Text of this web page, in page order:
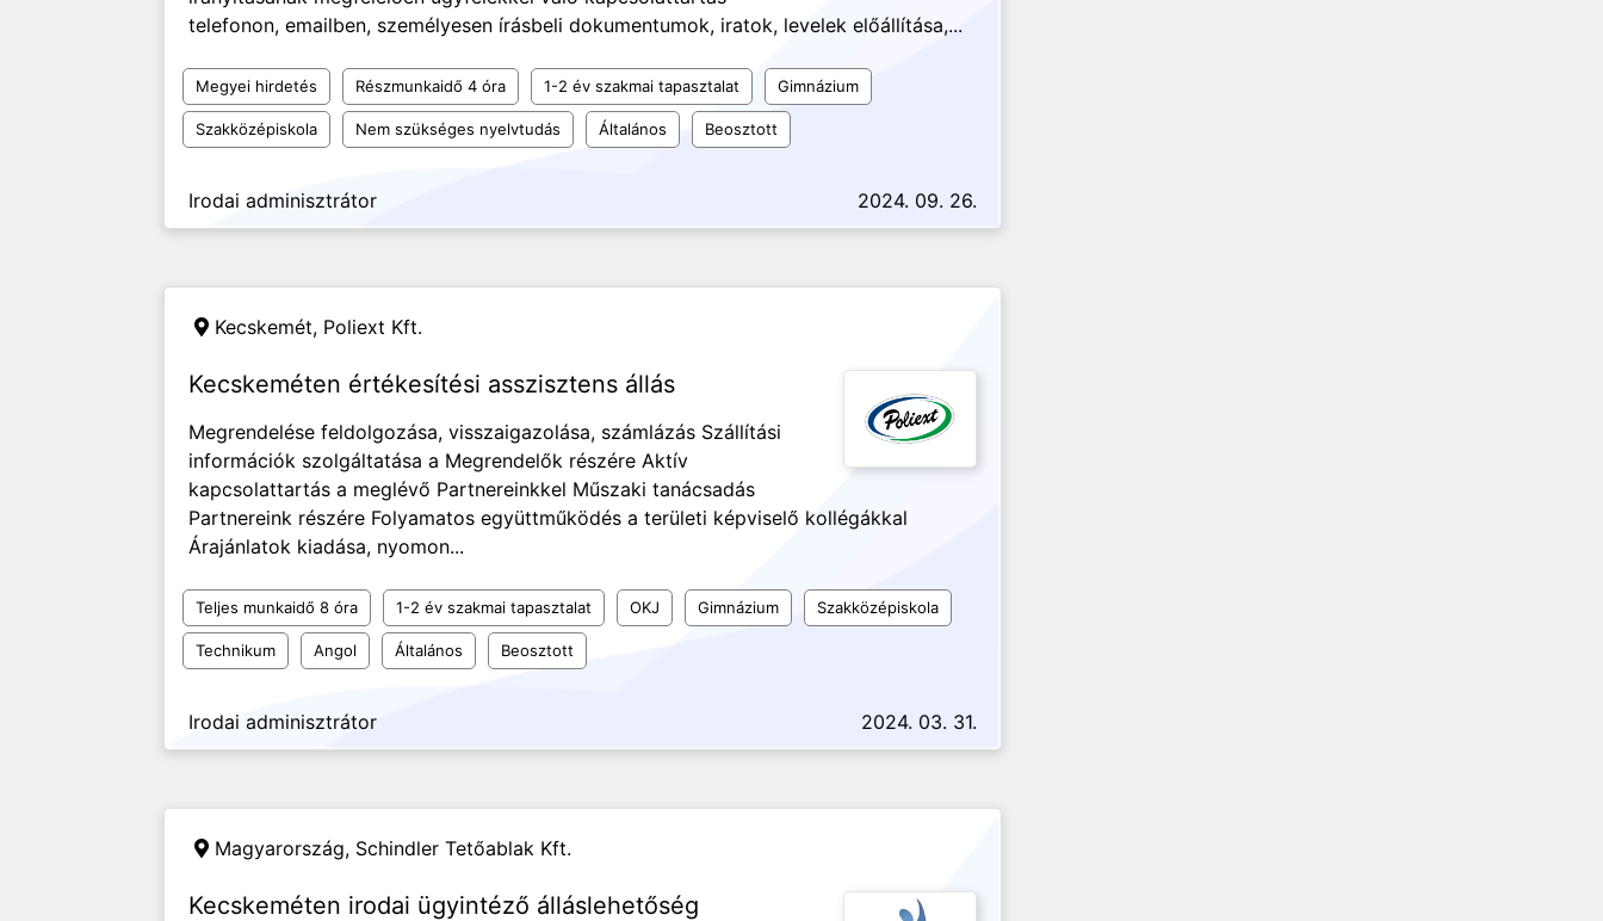
telefonon, emailben, személyesen írásbeli dokumentumok, iratok, levelek előállítása,...
Megyei hirdetés Részmunkaidő 4 óra 1-2 év szakmai tapasztalat Gimnázium
Szakközépiskola Nem szükséges nyelvtudás Általános Beosztott
Irodai adminisztrátor 2024. 09. 26.
Kecskemét, Poliext Kft.
Kecskeméten értékesítési asszisztens állás
Megrendelése feldolgozása, visszaigazolása, számlázás Szállítási
információk szolgáltatása a Megrendelők részére Aktív
kapcsolattartás a meglévő Partnereinkkel Műszaki tanácsadás
Partnereink részére Folyamatos együttműködés a területi képviselő kollégákkal
Árajánlatok kiadása, nyomon...
Teljes munkaidő 8 óra 1-2 év szakmai tapasztalat OKJ Gimnázium Szakközépiskola
Technikum Angol Általános Beosztott
Irodai adminisztrátor 2024. 03. 31.
Magyarország, Schindler Tetőablak Kft.
Kecskeméten irodai ügyintéző álláslehetőség